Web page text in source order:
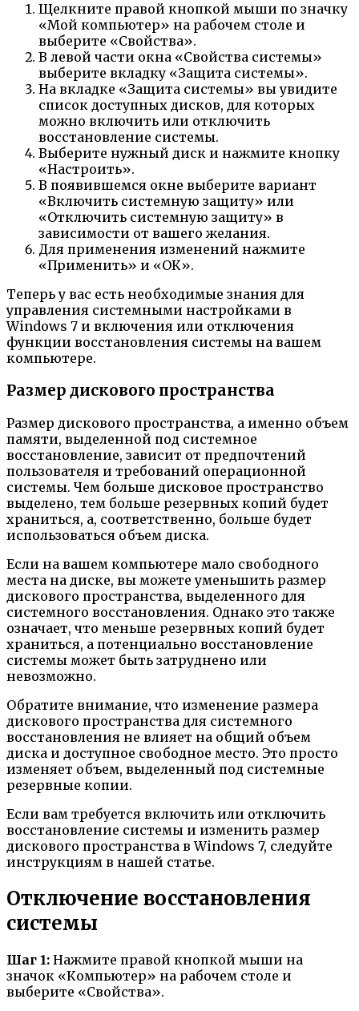
Щелкните правой кнопкой мыши по значку
«Мой компьютер» на рабочем столе и
выберите «Свойства».
В левой части окна «Свойства системы»
выберите вкладку «Защита системы».
На вкладке «Защита системы» вы увидите
список доступных дисков, для которых
можно включить или отключить
восстановление системы.
Выберите нужный диск и нажмите кнопку
«Настроить».
В появившемся окне выберите вариант
«Включить системную защиту» или
«Отключить системную защиту» в
зависимости от вашего желания.
Для применения изменений нажмите
«Применить» и «ОК».
Теперь у вас есть необходимые знания для
управления системными настройками в
Windows 7 и включения или отключения
функции восстановления системы на вашем
компьютере.
Размер дискового пространства
Размер дискового пространства, а именно объем
памяти, выделенной под системное
восстановление, зависит от предпочтений
пользователя и требований операционной
системы. Чем больше дисковое пространство
выделено, тем больше резервных копий будет
храниться, а, соответственно, больше будет
использоваться объем диска.
Если на вашем компьютере мало свободного
места на диске, вы можете уменьшить размер
дискового пространства, выделенного для
системного восстановления. Однако это также
означает, что меньше резервных копий будет
храниться, а потенциально восстановление
системы может быть затруднено или
невозможно.
Обратите внимание, что изменение размера
дискового пространства для системного
восстановления не влияет на общий объем
диска и доступное свободное место. Это просто
изменяет объем, выделенный под системные
резервные копии.
Если вам требуется включить или отключить
восстановление системы и изменить размер
дискового пространства в Windows 7, следуйте
инструкциям в нашей статье.
Отключение восстановления
системы
Шаг 1: Нажмите правой кнопкой мыши на
значок «Компьютер» на рабочем столе и
выберите «Свойства».